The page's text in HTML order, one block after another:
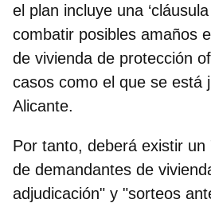
el plan incluye una
combatir posibles amaños
de vivienda de protección
casos como el que se está
Alicante.
Por tanto, deberá existir un
de demandantes de
adjudicación" y "sorteos